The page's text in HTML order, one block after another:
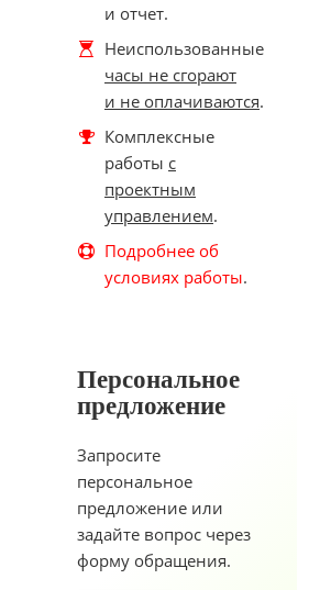
и отчет.
Неиспользованные
часы не сгорают
и не оплачиваются.
Комплексные
работы с
проектным
управлением.
Подробнее об
условиях работы.
Персональное
предложение
Запросите
персональное
предложение или
задайте вопрос через
форму обращения.